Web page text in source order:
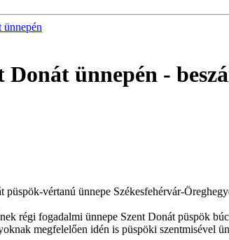
ünnepén
Donát ünnepén -
vértanú ünnepe Székesfehérvár-
régi fogadalmi ünnepe Szent Donát püspök
megfelelően idén is püspöki szentmisével